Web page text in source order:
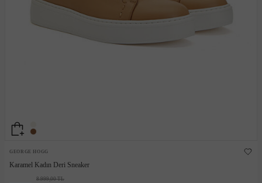
GEORGE HOGG
Karamel Kadın Deri Sneaker
8.999,00 TL